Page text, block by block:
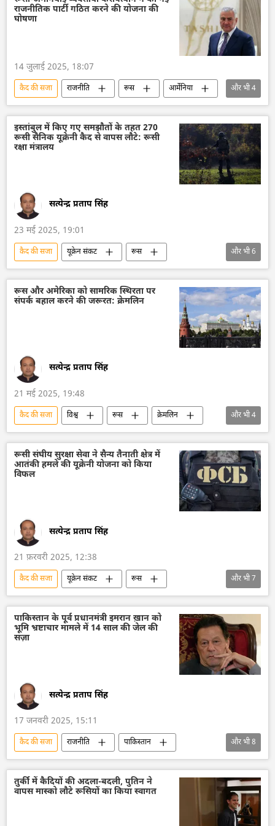
विश्व शांति
राजनीतिक पार्टी गठित करने की योजना की
घोषणा
14 जुलाई 2025, 18:07
कैद की सजा राजनीति रूस
आर्मेनिया
जेल की सजा
विवाद
तख्तापलट के प्रयास
सैन्य तख्तापलट
और भी4
इस्तांबुल में किए गए समझौतों के तहत 270
रूसी सैनिक यूक्रेनी कैद से वापस लौटे: रूसी
रक्षा मंत्रालय
सत्येन्द्र प्रताप सिंह
23 मई 2025, 19:01
कैद की सजा यूक्रेन संकट
रूस
रक्षा मंत्रालय (MoD)
रूसी सेना
यूक्रेन
यूक्रेन सशस्त्र बल
नागरिक लोग युद्धबंदी
और भी6
रूस और अमेरिका को सामरिक स्थिरता पर
संपर्क बहाल करने की जरूरत: क्रेमलिन
सत्येन्द्र प्रताप सिंह
21 मई 2025, 19:48
कैद की सजा विश्व रूस
क्रेमलिन
क्रेमलिन के प्रवक्ता दिमित्री पेसकोव
यूक्रेन सशस्त्र बल
बाल्टिक सागर
यूक्रेन
और भी4
रूसी संघीय सुरक्षा सेवा ने सैन्य तैनाती क्षेत्र में
आतंकी हमले की यूक्रेनी योजना को किया
विफल
सत्येन्द्र प्रताप सिंह
21 फ़रवरी 2025, 12:38
कैद की सजा यूक्रेन संकट
रूस
रूसी संघीय सुरक्षा सेवा (एफएसबी)
यूक्रेन
यूक्रेन सशस्त्र बल
विशेष सैन्य अभियान
जेल की सजा
आतंकी समूह
और भी7
पाकिस्तान के पूर्व प्रधानमंत्री इमरान ख़ान को
भूमि भ्रष्टाचार मामले में 14 साल की जेल की
सज़ा
सत्येन्द्र प्रताप सिंह
17 जनवरी 2025, 15:11
कैद की सजा राजनीति
पाकिस्तान
पाकिस्तानी नागरिक
इमरान ख़ान
इमरान खान की गिरफ्तारी
जेल की सजा
और भी8
तुर्की में कैदियों की अदला-बदली, पुतिन ने
वापस मास्को लौटे रूसियों का किया स्वागत